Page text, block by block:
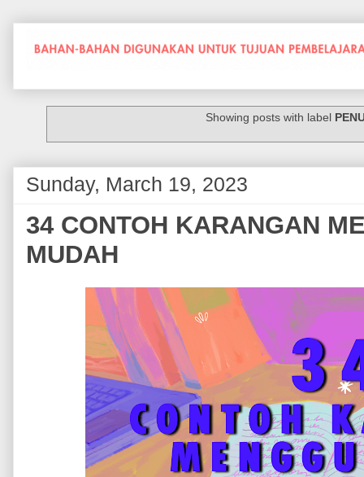
Showing posts with label
Sunday, March 19, 2023
34 CONTOH KARANGAN
MUDAH